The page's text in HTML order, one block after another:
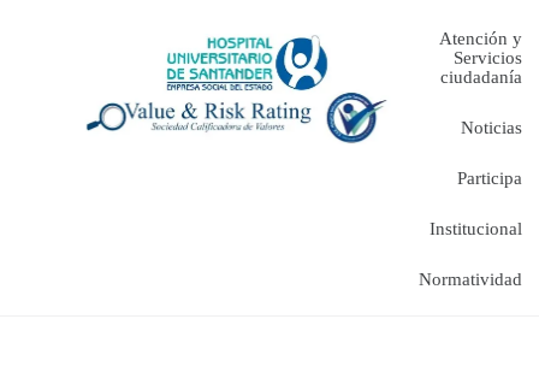
Atención y
Servicios
ciudadanía
Noticias
Participa
Institucional
Normatividad